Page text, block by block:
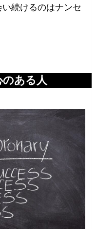
続けるのはナンセ
のある人